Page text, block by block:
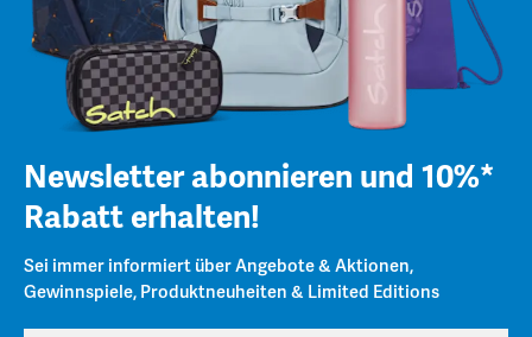
Newsletter abonnieren und 10%*
Rabatt erhalten!
Sei immer informiert über Angebote & Aktionen,
Gewinnspiele, Produktneuheiten & Limited Editions